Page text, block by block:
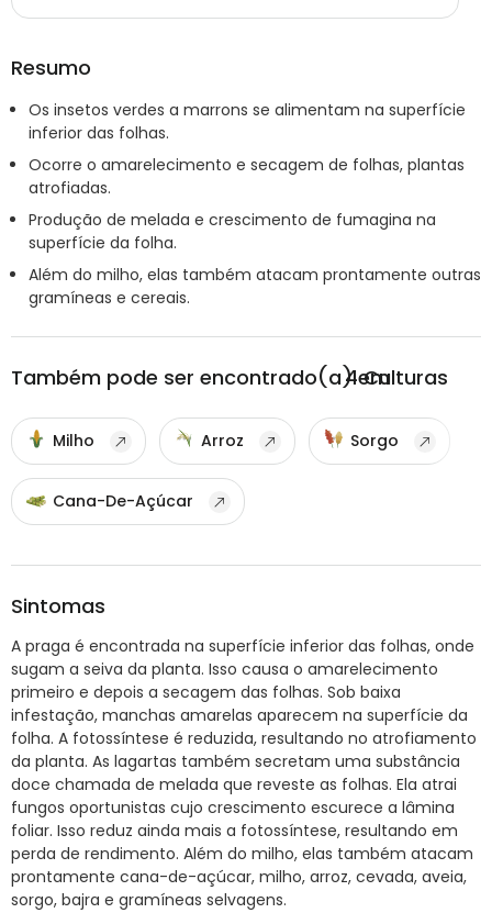
Resumo
Os insetos verdes a marrons se alimentam na superfície
inferior das folhas.
Ocorre o amarelecimento e secagem de folhas, plantas
atrofiadas.
Produção de melada e crescimento de fumagina na
superfície da folha.
Além do milho, elas também atacam prontamente outras
gramíneas e cereais.
Também pode ser encontrado(a) em
4Culturas
Milho Arroz Sorgo
Cana-De-Açúcar
Sintomas
A praga é encontrada na superfície inferior das folhas, onde
sugam a seiva da planta. Isso causa o amarelecimento
primeiro e depois a secagem das folhas. Sob baixa
infestação, manchas amarelas aparecem na superfície da
folha. A fotossíntese é reduzida, resultando no atrofiamento
da planta. As lagartas também secretam uma substância
doce chamada de melada que reveste as folhas. Ela atrai
fungos oportunistas cujo crescimento escurece a lâmina
foliar. Isso reduz ainda mais a fotossíntese, resultando em
perda de rendimento. Além do milho, elas também atacam
prontamente cana-de-açúcar, milho, arroz, cevada, aveia,
sorgo, bajra e gramíneas selvagens.